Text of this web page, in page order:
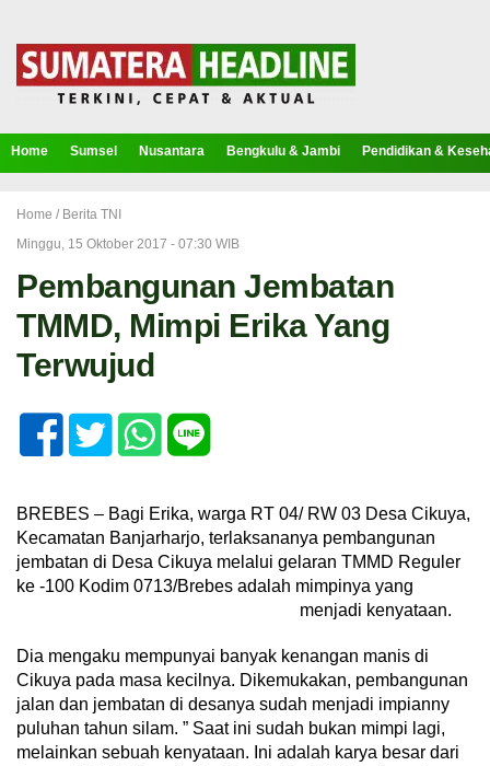
Home Sumsel Nusantara Bengkulu & Jambi Pendidikan &
Home / Berita TNI
Minggu, 15 Oktober 2017 - 07:30 WIB
Pembangunan Jembatan
TMMD, Mimpi Erika Yang
Terwujud
BREBES – Bagi Erika, warga RT 04/ RW 03 Desa Cikuya,
Kecamatan Banjarharjo, terlaksananya pembangunan
jembatan di Desa Cikuya melalui gelaran TMMD Reguler
ke -100 Kodim 0713/Brebes adalah mimpinya yang
menjadi kenyataan.
Dia mengaku mempunyai banyak kenangan manis di
Cikuya pada masa kecilnya. Dikemukakan, pembangunan
jalan dan jembatan di desanya sudah menjadi impianny
puluhan tahun silam. ” Saat ini sudah bukan mimpi lagi,
melainkan sebuah kenyataan. Ini adalah karya besar dari